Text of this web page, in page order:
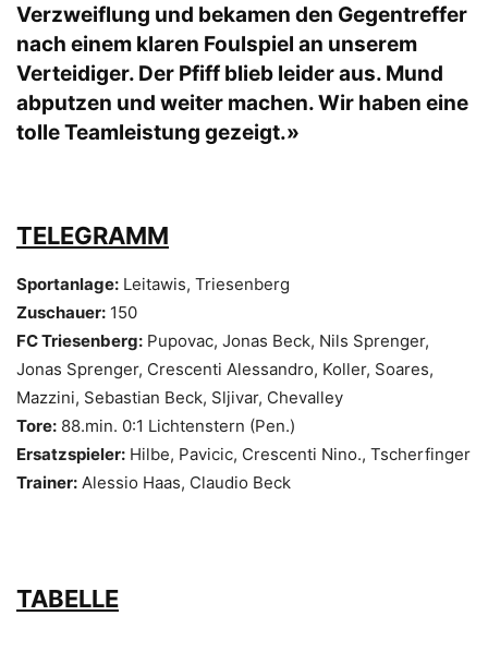
Verzweiflung und bekamen den Gegentreffer
nach einem klaren Foulspiel an unserem
Verteidiger. Der Pfiff blieb leider aus. Mund
abputzen und weiter machen. Wir haben eine
tolle Teamleistung gezeigt.»
TELEGRAMM
Sportanlage: Leitawis, Triesenberg
Zuschauer: 150
FC Triesenberg: Pupovac, Jonas Beck, Nils Sprenger,
Jonas Sprenger, Crescenti Alessandro, Koller, Soares,
Mazzini, Sebastian Beck, Sljivar, Chevalley
Tore: 88.min. 0:1 Lichtenstern (Pen.)
Ersatzspieler: Hilbe, Pavicic, Crescenti Nino., Tscherfinger
Trainer: Alessio Haas, Claudio Beck
TABELLE